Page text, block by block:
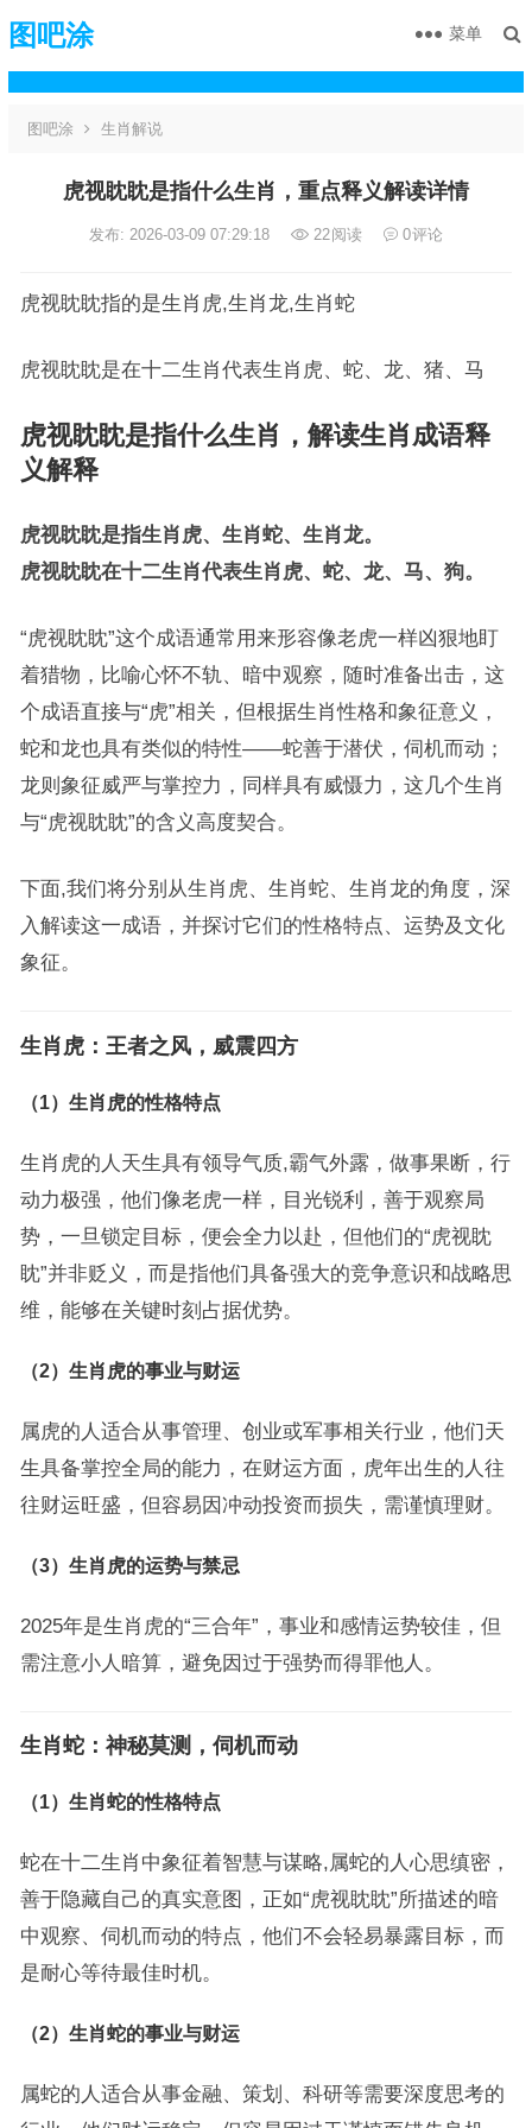
图吧涂 菜单
图吧涂 生肖解说
虎视眈眈是指什么生肖，重点释义解读详情
发布: 2026-03-09 07:29:18 22阅读 0评论
虎视眈眈指的是生肖虎,生肖龙,生肖蛇
虎视眈眈是在十二生肖代表生肖虎、蛇、龙、猪、马
虎视眈眈是指什么生肖，解读生肖成语释
义解释
虎视眈眈是指生肖虎、生肖蛇、生肖龙。
虎视眈眈在十二生肖代表生肖虎、蛇、龙、马、狗。
“虎视眈眈”这个成语通常用来形容像老虎一样凶狠地盯
着猎物，比喻心怀不轨、暗中观察，随时准备出击，这
个成语直接与“虎”相关，但根据生肖性格和象征意义，
蛇和龙也具有类似的特性——蛇善于潜伏，伺机而动；
龙则象征威严与掌控力，同样具有威慑力，这几个生肖
与“虎视眈眈”的含义高度契合。
下面,我们将分别从生肖虎、生肖蛇、生肖龙的角度，深
入解读这一成语，并探讨它们的性格特点、运势及文化
象征。
生肖虎：王者之风，威震四方
（1）生肖虎的性格特点
生肖虎的人天生具有领导气质,霸气外露，做事果断，行
动力极强，他们像老虎一样，目光锐利，善于观察局
势，一旦锁定目标，便会全力以赴，但他们的“虎视眈
眈”并非贬义，而是指他们具备强大的竞争意识和战略思
维，能够在关键时刻占据优势。
（2）生肖虎的事业与财运
属虎的人适合从事管理、创业或军事相关行业，他们天
生具备掌控全局的能力，在财运方面，虎年出生的人往
往财运旺盛，但容易因冲动投资而损失，需谨慎理财。
（3）生肖虎的运势与禁忌
2025年是生肖虎的“三合年”，事业和感情运势较佳，但
需注意小人暗算，避免因过于强势而得罪他人。
生肖蛇：神秘莫测，伺机而动
（1）生肖蛇的性格特点
蛇在十二生肖中象征着智慧与谋略,属蛇的人心思缜密，
善于隐藏自己的真实意图，正如“虎视眈眈”所描述的暗
中观察、伺机而动的特点，他们不会轻易暴露目标，而
是耐心等待最佳时机。
（2）生肖蛇的事业与财运
属蛇的人适合从事金融、策划、科研等需要深度思考的